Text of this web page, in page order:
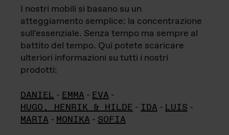
I nostri mobili si basano su un
atteggiamento semplice: la concentrazione
sull'essenziale. Senza tempo ma sempre al
battito del tempo. Qui potete scaricare
ulteriori informazioni su tutti i nostri
prodotti:
DANIEL - EMMA - EVA -
HUGO, HENRIK & HILDE - IDA - LUIS -
MARTA - MONIKA - SOFIA